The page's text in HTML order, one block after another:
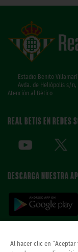
Estadio Benito
Avda. de Heliópolis s/n,
Atención al Bético
REAL BETIS EN REDES
DESCARGA NUESTRA
Al hacer clic en